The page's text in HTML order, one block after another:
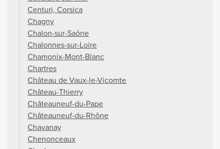
Centuri, Corsica
Chagny
Chalon-sur-Saône
Chalonnes-sur-Loire
Chamonix-Mont-Blanc
Chartres
Château de Vaux-le-Vicomte
Château-Thierry
Châteauneuf-du-Pape
Châteauneuf-du-Rhône
Chavanay
Chenonceaux